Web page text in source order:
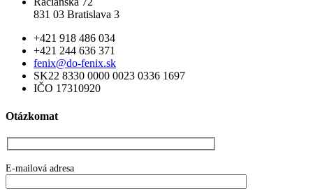
831 03 Bratislava 3
+421 918 486 034
+421 244 636 371
fenix@do-fenix.sk
SK22 8330 0000 0023 0336 1697
IČO 17310920
Otázkomat
E-mailová adresa